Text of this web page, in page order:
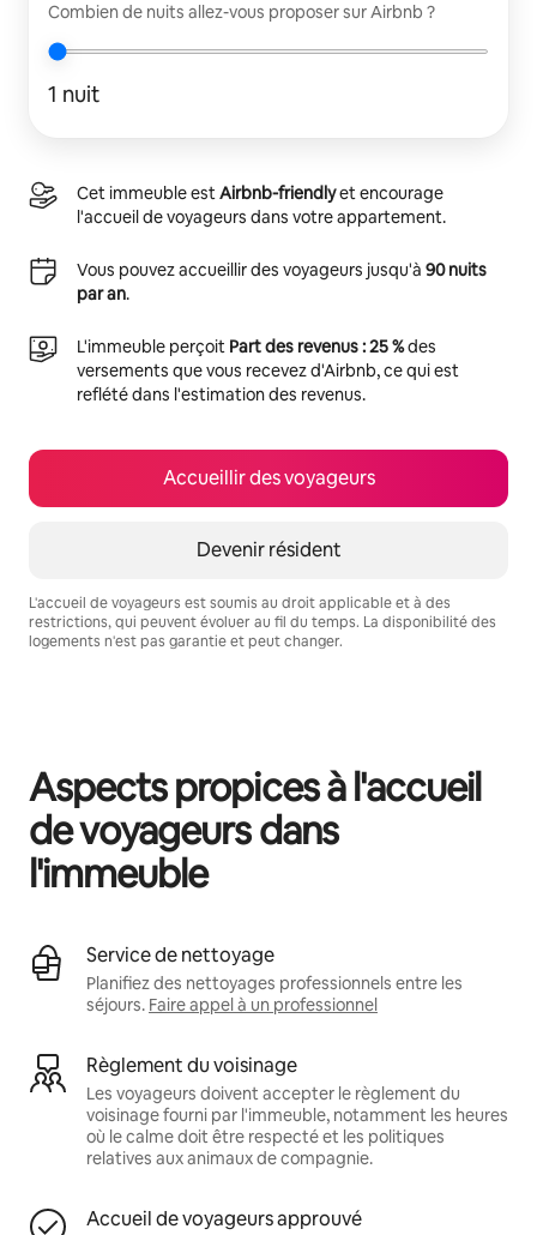
Combien de nuits allez-vous proposer sur Airbnb ?
1 nuit
Cet immeuble estAirbnb-friendlyet encourage
l'accueil de voyageurs dans votre appartement.
Vous pouvez accueillir des voyageurs jusqu'à 90 nuits
par an.
L'immeuble perçoit Part des revenus : 25 %des
versements que vous recevez d'Airbnb, ce qui est
reflété dans l'estimation des revenus.
Accueillir des voyageurs
Devenir résident
L'accueil de voyageurs est soumis au droit applicable et à des
restrictions, qui peuvent évoluer au fil du temps. La disponibilité des
logements n'est pas garantie et peut changer.
Aspects propices à l'accueil
de voyageurs dans
l'immeuble
Service de nettoyage
Planifiez des nettoyages professionnels entre les
séjours. Faire appel à un professionnel
Règlement du voisinage
Les voyageurs doivent accepter le règlement du
voisinage fourni par l'immeuble, notamment les heures
où le calme doit être respecté et les politiques
relatives aux animaux de compagnie.
Accueil de voyageurs approuvé